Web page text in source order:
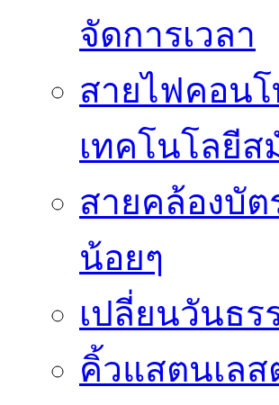
จัดการเวลา
สายไฟคอน
เทคโนโลยีส
สายคล้องบัต
น้อยๆ
เปลี่ยนวันธ
คิ้วแสตนเล